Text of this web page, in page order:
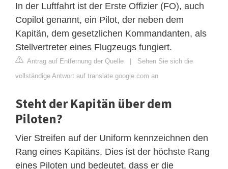
In der Luftfahrt ist der Erste Offizier (FO), auch
Copilot genannt, ein Pilot, der neben dem
Kapitän, dem gesetzlichen Kommandanten, als
Stellvertreter eines Flugzeugs fungiert.
Antrag auf Entfernung der Quelle | Sehen Sie sich die
vollständige Antwort auf translate.google.com an
Steht der Kapitän über dem
Piloten?
Vier Streifen auf der Uniform kennzeichnen den
Rang eines Kapitäns. Dies ist der höchste Rang
eines Piloten und bedeutet, dass er die